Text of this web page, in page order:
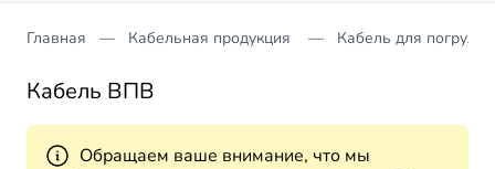
Главная Кабельная продукция Кабель для
Кабель ВПВ
Обращаем ваше внимание, что мы